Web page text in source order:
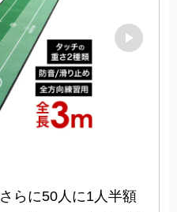
らに50人に1人半額